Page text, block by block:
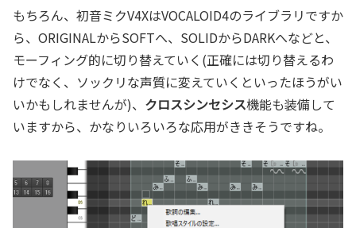
もちろん、初音ミクV4XはVOCALOID4のライブラリですか
ら、ORIGINALからSOFTへ、SOLIDからDARKへなどと、
モーフィング的に切り替えていく(正確には切り替えるわ
けでなく、ソックリな声質に変えていくといったほうがい
いかもしれませんが)、 クロスシンセシス機能も装備して
いますから、かなりいろいろな応用がききそうですね。